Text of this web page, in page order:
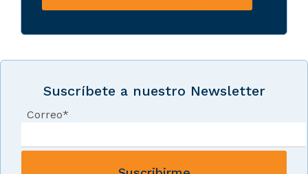
Suscríbete a nuestro Newsletter
Correo*